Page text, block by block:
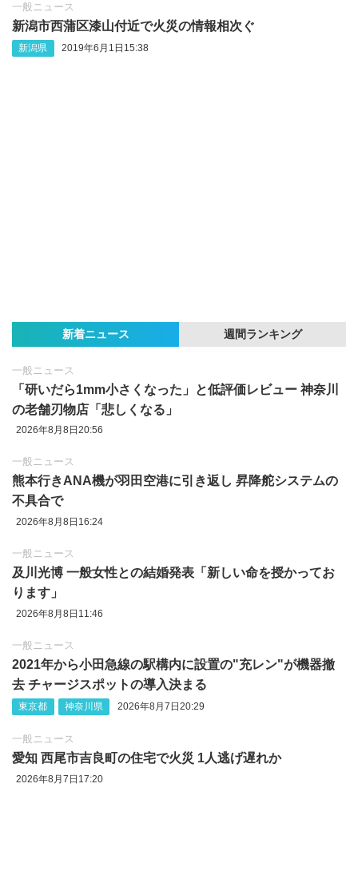
一般ニュース
新潟市西蒲区漆山付近で火災の情報相次ぐ
新潟県 2019年6月1日15:38
新着ニュース 週間ランキング
一般ニュース
「研いだら1mm小さくなった」と低評価レビュー 神奈川
の老舗刃物店「悲しくなる」
2026年8月8日20:56
一般ニュース
熊本行きANA機が羽田空港に引き返し 昇降舵システムの
不具合で
2026年8月8日16:24
一般ニュース
及川光博 一般女性との結婚発表「新しい命を授かってお
ります」
2026年8月8日11:46
一般ニュース
2021年から小田急線の駅構内に設置の"充レン"が機器撤
去 チャージスポットの導入決まる
東京都 神奈川県 2026年8月7日20:29
一般ニュース
愛知 西尾市吉良町の住宅で火災 1人逃げ遅れか
2026年8月7日17:20